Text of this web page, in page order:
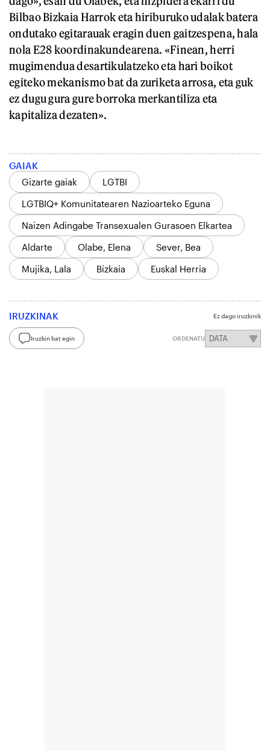
Bilbao Bizkaia Harrok eta hiriburuko udalak batera
ondutako egitarauak eragin duen gaitzespena, hala
nola E28 koordinakundearena. «Finean, herri
mugimendua desartikulatzeko eta hari boikot
egiteko mekanismo bat da zuriketa arrosa, eta guk
ez dugu gura gure borroka merkantiliza eta
kapitaliza dezaten».
GAIAK
Gizarte gaiak
LGTBI
LGTBIQ+ Komunitatearen Nazioarteko Eguna
Naizen Adingabe Transexualen Gurasoen Elkartea
Aldarte
Olabe, Elena
Sever, Bea
Mujika, Lala
Bizkaia Euskal Herria
IRUZKINAK Ez dago iruzkinik
Iruzkin bat egin ORDENATU